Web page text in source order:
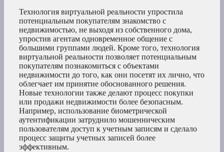
Технология виртуальной реальности упростила
потенциальным покупателям знакомство с
недвижимостью, не выходя из собственного дома,
упростив агентам одновременное общение с
большими группами людей. Кроме того, технология
виртуальной реальности позволяет потенциальным
покупателям познакомиться с объектами
недвижимости до того, как они посетят их лично, что
облегчает им принятие обоснованного решения.
Новые технологии также делают процесс покупки
или продажи недвижимости более безопасным.
Например, использование биометрической
аутентификации затруднило мошенническим
пользователям доступ к учетным записям и сделало
процесс защиты учетных записей более
эффективным.